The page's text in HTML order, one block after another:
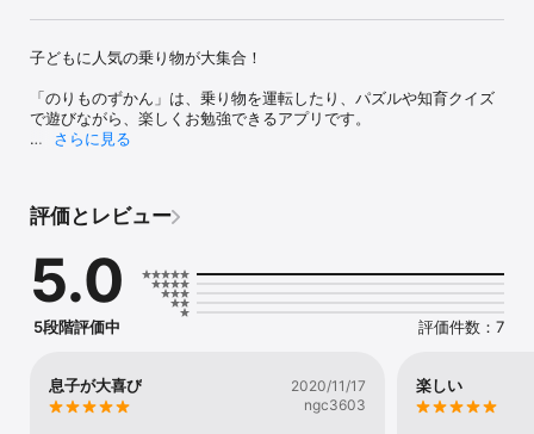
子どもに人気の乗り物が大集合！
「のりものずかん」は、乗り物を運転したり、パズルや知育クイズ
で遊びながら、楽しくお勉強できるアプリです。
大暴れしてメダルをたくさん手に入れよう！
見て、触って、遊んで、楽しみながら図鑑を完成させよう！
※ 「閲覧モード」にすると、最初から全ての乗り物で遊べます。
（完全版のみ）
さらに見る
評価とレビュー
5.0
5段階評価中 評価件数：7
息子が大喜び
2020/11/17
ngc3603
楽しい